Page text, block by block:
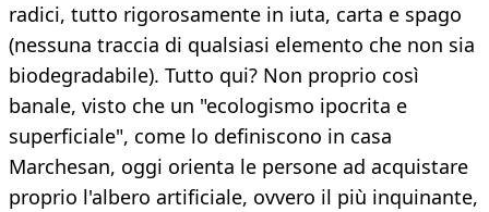
radici, tutto rigorosamente in iuta, carta e spago
(nessuna traccia di qualsiasi elemento che non sia
biodegradabile). Tutto qui? Non proprio così
banale, visto che un "ecologismo ipocrita e
superficiale", come lo definiscono in casa
Marchesan, oggi orienta le persone ad acquistare
proprio l'albero artificiale, ovvero il più inquinante,